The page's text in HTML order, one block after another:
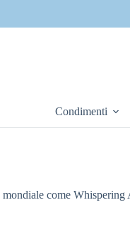
Condimenti
mondiale come